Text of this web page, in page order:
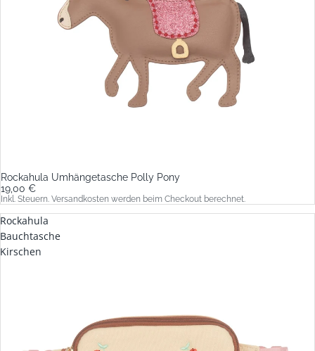
Rockahula Umhängetasche Polly Pony
19,00 €
Inkl. Steuern. Versandkosten werden beim Checkout berechnet.
Rockahula
Bauchtasche
Kirschen